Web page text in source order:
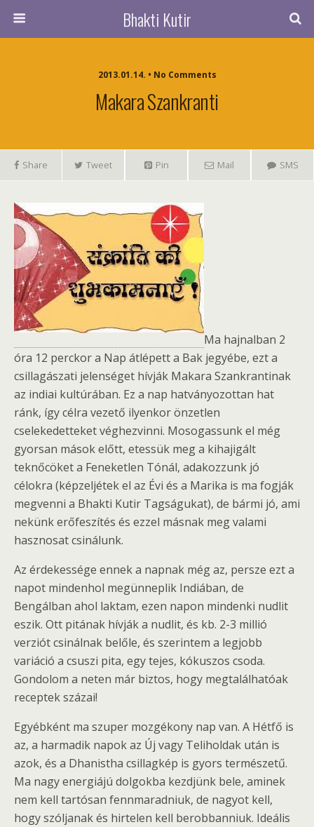
Bhakti Kutir
2013.01.14. • No Comments
Makara Szankranti
Share Tweet Pin Mail SMS
Ma hajnalban 2
óra 12 perckor a Nap átlépett a Bak jegyébe, ezt a
csillagászati jelenséget hívják Makara Szankrantinak
az indiai kultúrában. Ez a nap hatványozottan hat
ránk, így célra vezető ilyenkor önzetlen
cselekedetteket véghezvinni. Mosogassunk el még
gyorsan mások előtt, etessük meg a kihajigált
teknőcöket a Feneketlen Tónál, adakozzunk jó
célokra (képzeljétek el az Évi és a Marika is ma fogják
megvenni a Bhakti Kutir Tagságukat), de bármi jó, ami
nekünk erőfeszítés és ezzel másnak meg valami
hasznosat csinálunk.
Az érdekessége ennek a napnak még az, persze ezt a
napot mindenhol megünneplik Indiában, de
Bengálban ahol laktam, ezen napon mindenki nudlit
eszik. Ott pitának hívják a nudlit, és kb. 2-3 millió
verziót csinálnak belőle, és szerintem a legjobb
variáció a csuszi pita, egy tejes, kókuszos csoda.
Gondolom a neten már biztos, hogy megtalálhatóak
receptek százai!
Egyébként ma szuper mozgékony nap van. A Hétfő is
az, a harmadik napok az Új vagy Teliholdak után is
azok, és a Dhanistha csillagkép is gyors természetű.
Ma nagy energiájú dolgokba kezdjünk bele, aminek
nem kell tartósan fennmaradniuk, de nagyot kell,
hogy szóljanak és hirtelen kell berobbanniuk. Ideális